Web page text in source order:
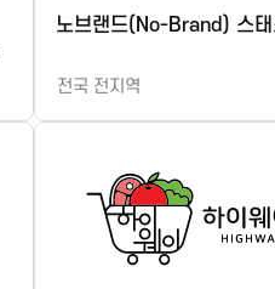
[쿨마트 향남] 신규 오픈 각 파트별
(계약직) 설성농협 하나로마
금왕(평택)
김포농협 기간제
노브랜드(No-Brand) 스태
전국 전지역